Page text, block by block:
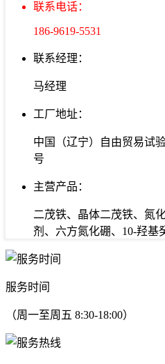
联系电话：
186-9619-5531
联系经理：
马经理
工厂地址：
中国（辽宁）自由贸易试
号
主营产品：
二茂铁、晶体二茂铁、氮
剂、六方氮化硼、10-羟基
服务时间
（周一至周五 8:30-18:00）